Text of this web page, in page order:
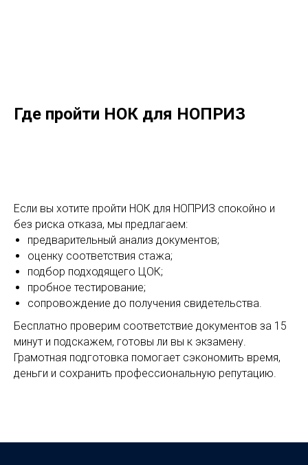
Где пройти НОК для НОПРИЗ
Если вы хотите пройти НОК для НОПРИЗ спокойно и
без риска отказа, мы предлагаем:
предварительный анализ документов;
оценку соответствия стажа;
подбор подходящего ЦОК;
пробное тестирование;
сопровождение до получения свидетельства.
Бесплатно проверим соответствие документов за 15
минут и подскажем, готовы ли вы к экзамену.
Грамотная подготовка помогает сэкономить время,
деньги и сохранить профессиональную репутацию.